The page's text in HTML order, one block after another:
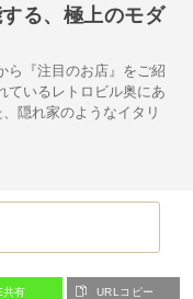
る、極上のモダ
ら『注目のお店』をご紹
ているレトロビル奥にあ
隠れ家のようなイタリ
共有 URLコピー